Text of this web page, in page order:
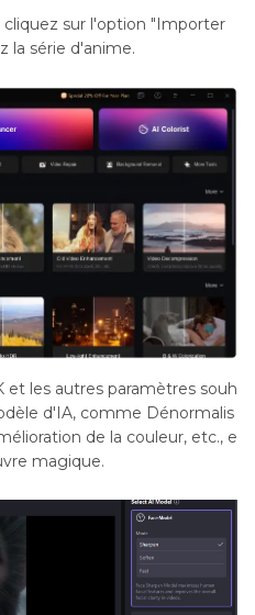
sur l'option "Importer
la série d'anime.
et les autres paramètres souh
d'IA, comme Dénormalis
de la couleur, etc., e
magique.